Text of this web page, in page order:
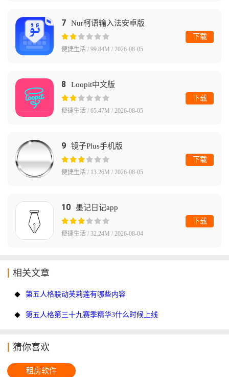
7 Nur柯语输入法安卓版
便捷生活 / 99.84M / 2026-08-05
下载
8 Loopit中文版
便捷生活 / 65.47M / 2026-08-05
下载
9 镜子Plus手机版
便捷生活 / 13.26M / 2026-08-05
下载
10 墨记日记app
便捷生活 / 32.24M / 2026-08-04
下载
相关文章
第五人格联动芙莉莲有哪些内容
第五人格第三十九赛季精华3什么时候上线
猜你喜欢
租房软件